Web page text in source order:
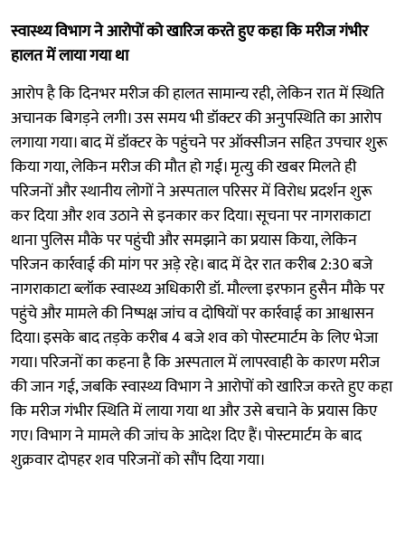
स्वास्थ्य विभाग ने आरोपों को खारिज करते हुए कहा कि मरीज गंभीर
हालत में लाया गया था
आरोप है कि दिनभर मरीज की हालत सामान्य रही, लेकिन रात में स्थिति
अचानक बिगड़ने लगी। उस समय भी डॉक्टर की अनुपस्थिति का आरोप
लगाया गया। बाद में डॉक्टर के पहुंचने पर ऑक्सीजन सहित उपचार शुरू
किया गया, लेकिन मरीज की मौत हो गई। मृत्यु की खबर मिलते ही
परिजनों और स्थानीय लोगों ने अस्पताल परिसर में विरोध प्रदर्शन शुरू
कर दिया और शव उठाने से इनकार कर दिया। सूचना पर नागराकाटा
थाना पुलिस मौके पर पहुंची और समझाने का प्रयास किया, लेकिन
परिजन कार्रवाई की मांग पर अड़े रहे। बाद में देर रात करीब 2:30 बजे
नागराकाटा ब्लॉक स्वास्थ्य अधिकारी डॉ. मौल्ला इरफान हुसैन मौके पर
पहुंचे और मामले की निष्पक्ष जांच व दोषियों पर कार्रवाई का आश्वासन
दिया। इसके बाद तड़के करीब 4 बजे शव को पोस्टमार्टम के लिए भेजा
गया। परिजनों का कहना है कि अस्पताल में लापरवाही के कारण मरीज
की जान गई, जबकि स्वास्थ्य विभाग ने आरोपों को खारिज करते हुए कहा
कि मरीज गंभीर स्थिति में लाया गया था और उसे बचाने के प्रयास किए
गए। विभाग ने मामले की जांच के आदेश दिए हैं। पोस्टमार्टम के बाद
शुक्रवार दोपहर शव परिजनों को सौंप दिया गया।